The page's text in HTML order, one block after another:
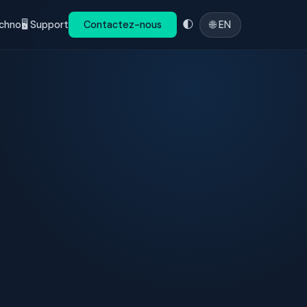
🖥️ Support Contactez-nous 🌓 🌐 EN